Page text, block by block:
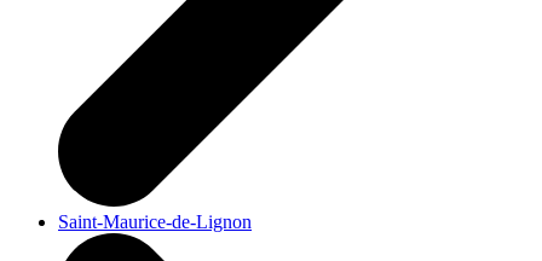
Saint-Maurice-de-Lignon